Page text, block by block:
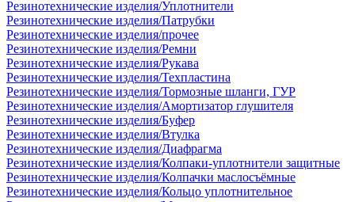
Резинотехнические изделия/Уплотнители
Резинотехнические изделия/Патрубки
Резинотехнические изделия/прочее
Резинотехнические изделия/Ремни
Резинотехнические изделия/Рукава
Резинотехнические изделия/Техпластина
Резинотехнические изделия/Тормозные шланги, ГУР
Резинотехнические изделия/Амортизатор глушителя
Резинотехнические изделия/Буфер
Резинотехнические изделия/Втулка
Резинотехнические изделия/Диафрагма
Резинотехнические изделия/Колпаки-уплотнители защитные
Резинотехнические изделия/Колпачки маслосъёмные
Резинотехнические изделия/Кольцо уплотнительное